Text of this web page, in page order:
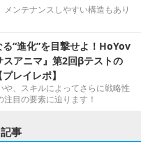
ンテナンスしやすい構造もあり
“進化”を目撃せよ！HoYov
アニマ』第2回βテストの
レイレポ】
、スキルによってさらに戦略性
目の要素に迫ります！
事